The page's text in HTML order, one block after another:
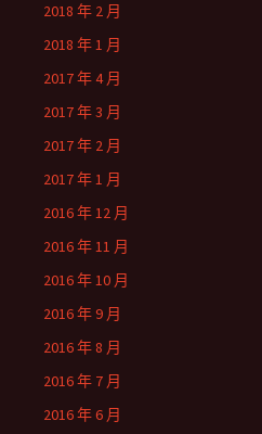
2018 年 2 月
2018 年 1 月
2017 年 4 月
2017 年 3 月
2017 年 2 月
2017 年 1 月
2016 年 12 月
2016 年 11 月
2016 年 10 月
2016 年 9 月
2016 年 8 月
2016 年 7 月
2016 年 6 月